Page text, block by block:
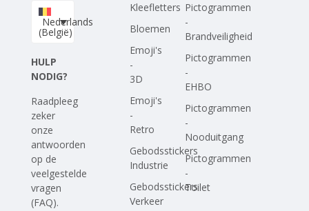
Upload je eigen ontwerp
Corona Covid-19
Nederlands
(België)
HULP
NODIG?
Raadpleeg
zeker
onze
antwoorden
op de
veelgestelde
vragen
(FAQ).
Kleefletters
Bloemen
Emoji's
-
3D
Emoji's
-
Retro
Gebodsstickers
Industrie
Gebodsstickers
Verkeer
Pictogrammen
-
Brandveiligheid
Pictogrammen
-
EHBO
Pictogrammen
-
Nooduitgang
Pictogrammen
-
Toilet